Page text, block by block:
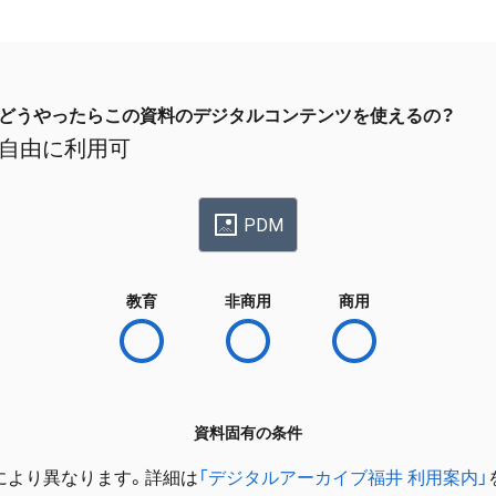
どうやったらこの資料のデジタルコンテンツを使えるの？
自由に利用可
PDM
教育 非商用 商用
資料固有の条件
より異なります。詳細は 「デジタルアーカイブ福井 利用案内」